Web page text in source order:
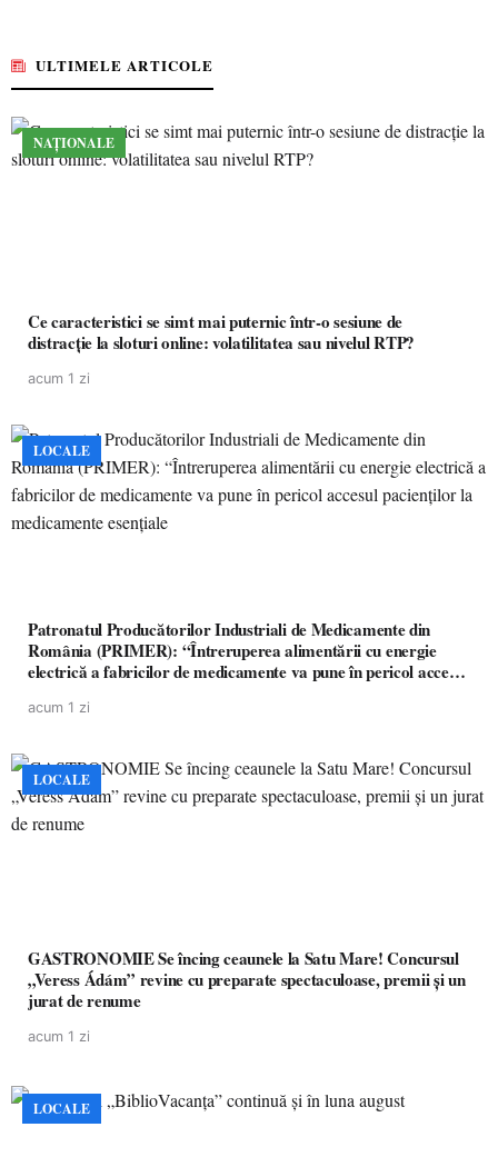
ULTIMELE ARTICOLE
NAȚIONALE
Ce caracteristici se simt mai puternic într-o sesiune de
distracție la sloturi online: volatilitatea sau nivelul RTP?
acum 1 zi
LOCALE
Patronatul Producătorilor Industriali de Medicamente din
România (PRIMER): “Întreruperea alimentării cu energie
electrică a fabricilor de medicamente va pune în pericol accesul
acum 1 zi
LOCALE
GASTRONOMIE Se încing ceaunele la Satu Mare! Concursul
„Veress Ádám” revine cu preparate spectaculoase, premii și un
jurat de renume
acum 1 zi
LOCALE